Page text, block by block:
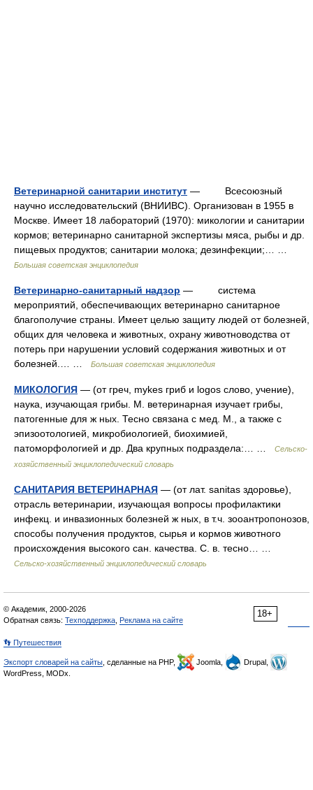
Ветеринарной санитарии институт — Всесоюзный
научно исследовательский (ВНИИВС). Организован в 1955 в
Москве. Имеет 18 лабораторий (1970): микологии и санитарии
кормов; ветеринарно санитарной экспертизы мяса, рыбы и др.
пищевых продуктов; санитарии молока; дезинфекции;… …
Большая советская энциклопедия
Ветеринарно-санитарный надзор — система
мероприятий, обеспечивающих ветеринарно санитарное
благополучие страны. Имеет целью защиту людей от болезней,
общих для человека и животных, охрану животноводства от
потерь при нарушении условий содержания животных и от
болезней.… …
Большая советская энциклопедия
МИКОЛОГИЯ — (от греч, mykes гриб и logos слово, учение),
наука, изучающая грибы. М. ветеринарная изучает грибы,
патогенные для ж ных. Тесно связана с мед. М., а также с
эпизоотологией, микробиологией, биохимией,
патоморфологией и др. Два крупных подраздела:… …
Сельско-
хозяйственный энциклопедический словарь
САНИТАРИЯ ВЕТЕРИНАРНАЯ — (от лат. sanitas здоровье),
отрасль ветеринарии, изучающая вопросы профилактики
инфекц. и инвазионных болезней ж ных, в т.ч. зооантропонозов,
способы получения продуктов, сырья и кормов животного
происхождения высокого сан. качества. С. в. тесно… …
Сельско-хозяйственный энциклопедический словарь
18+
© Академик, 2000-2026
Обратная связь: Техподдержка Реклама на сайте
👣 Путешествия
Экспорт словарей на сайты , сделанные на PHP, Joomla,
Drupal,
WordPress, MODx.